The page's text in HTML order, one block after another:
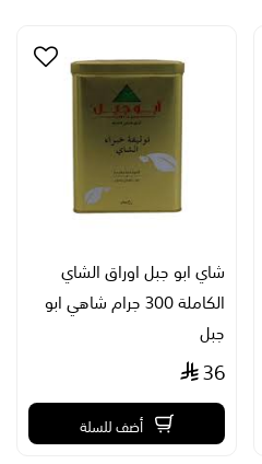
شاي ابو جبل اوراق الشاي
الكاملة 300 جرام شاهي ابو
جبل
36
أضف للسلة